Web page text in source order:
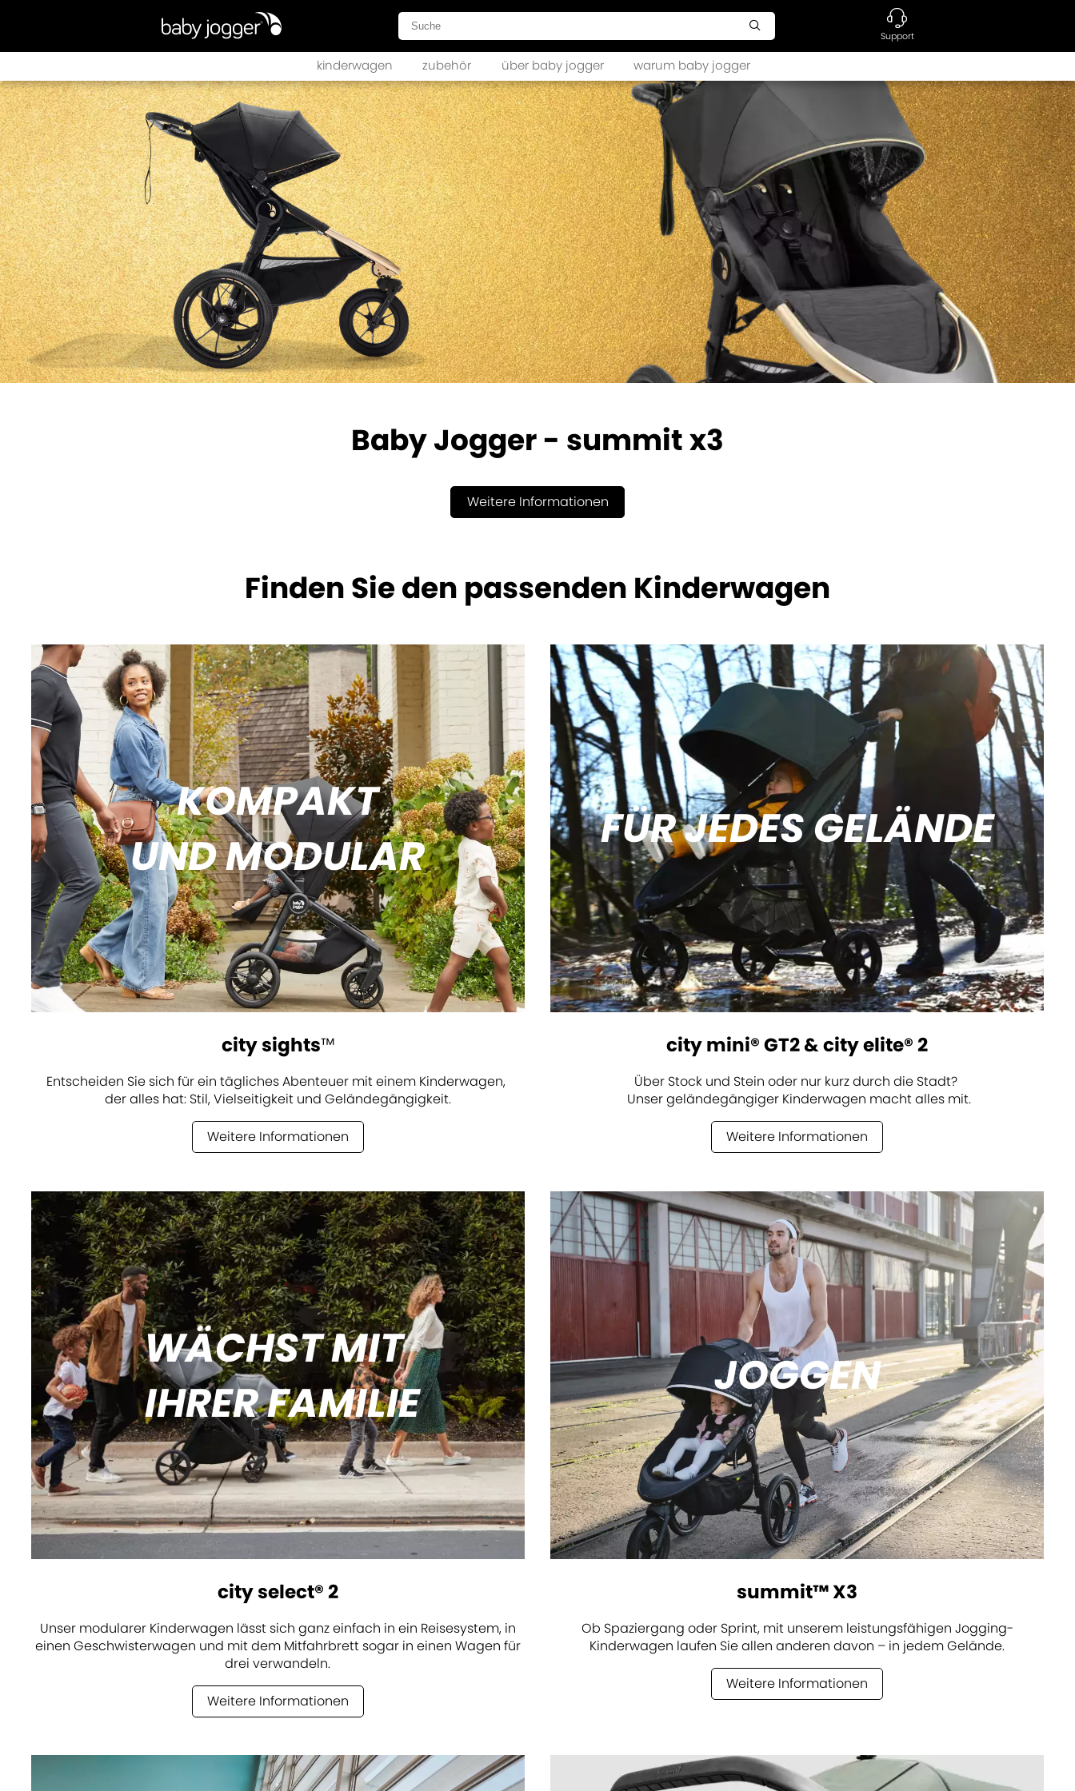
Support
kinderwagen
city sights
city tour 2
city tour 2 double
city tour 2 zubehör
city mini 2
city mini 2 zubehör
city mini GT2
city mini GT2 double
city mini GT2 zubehör
city elite 2
city elite 2 zubehör
summit X3
summit X3 zubehör
city select 2
city select 2 zubehör
zubehör über baby jogger warum baby jogger
Baby Jogger - summit x3
Weitere Informationen
Finden Sie den passenden Kinderwagen
KOMPAKT
UND MODULAR
city sights™
Entscheiden Sie sich für ein tägliches Abenteuer mit einem Kinderwagen,
der alles hat: Stil, Vielseitigkeit und Geländegängigkeit.
Weitere Informationen
FÜR JEDES GELÄNDE
city mini® GT2 & city elite® 2
Über Stock und Stein oder nur kurz durch die Stadt?
Unser geländegängiger Kinderwagen macht alles mit.
Weitere Informationen
WÄCHST MIT
IHRER FAMILIE
city select® 2
Unser modularer Kinderwagen lässt sich ganz einfach in ein Reisesystem, in
einen Geschwisterwagen und mit dem Mitfahrbrett sogar in einen Wagen für
drei verwandeln.
Weitere Informationen
JOGGEN
summit™ X3
Ob Spaziergang oder Sprint, mit unserem leistungsfähigen Jogging-
Kinderwagen laufen Sie allen anderen davon – in jedem Gelände.
Weitere Informationen